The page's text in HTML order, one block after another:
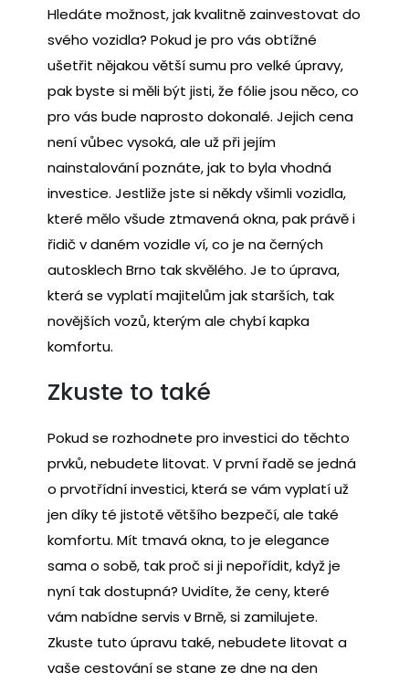
Hledáte možnost, jak kvalitně zainvestovat do
svého vozidla? Pokud je pro vás obtížné
ušetřit nějakou větší sumu pro velké úpravy,
pak byste si měli být jisti, že fólie jsou něco, co
pro vás bude naprosto dokonalé. Jejich cena
není vůbec vysoká, ale už při jejím
nainstalování poznáte, jak to byla vhodná
investice. Jestliže jste si někdy všimli vozidla,
které mělo všude ztmavená okna, pak právě i
řidič v daném vozidle ví, co je načerných
autosklech Brno tak skvělého. Je to úprava,
která se vyplatí majitelům jak starších, tak
novějších vozů, kterým ale chybí kapka
komfortu.
Zkuste to také
Pokud se rozhodnete pro investici do těchto
prvků, nebudete litovat. V první řadě se jedná
o prvotřídní investici, která se vám vyplatí už
jen díky té jistotě většího bezpečí, ale také
komfortu. Mít tmavá okna, to je elegance
sama o sobě, tak proč si ji nepořídit, když je
nyní tak dostupná? Uvidíte, že ceny, které
vám nabídne servis v Brně, si zamilujete.
Zkuste tuto úpravu také, nebudete litovat a
vaše cestování se stane ze dne na den